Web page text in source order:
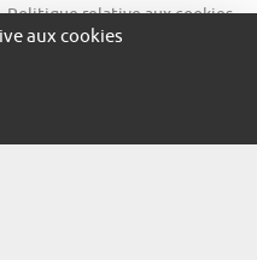
Politique relative aux cookies
aux cookies